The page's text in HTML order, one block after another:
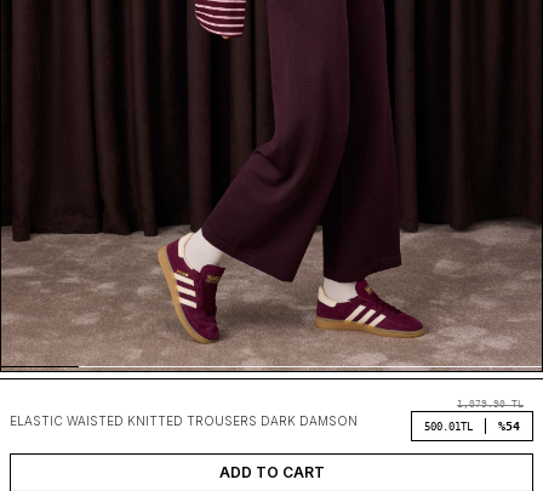
ELASTIC WAISTED KNITTED TROUSERS DARK DAMSON
1,079.90TL
500.01 TL %54
ADD TO CART